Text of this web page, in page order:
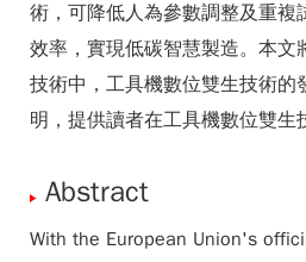
術，可降低人為參數調整及重複
效率，實現低碳智慧製造。本文
技術中，工具機數位雙生技術的
明，提供讀者在工具機數位雙生
Abstract
With the European Union's